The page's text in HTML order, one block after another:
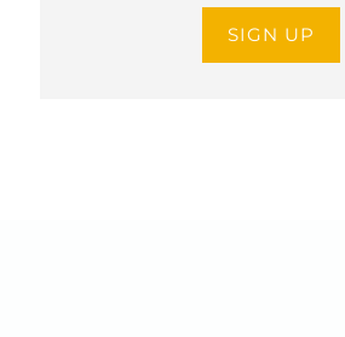
SIGN UP